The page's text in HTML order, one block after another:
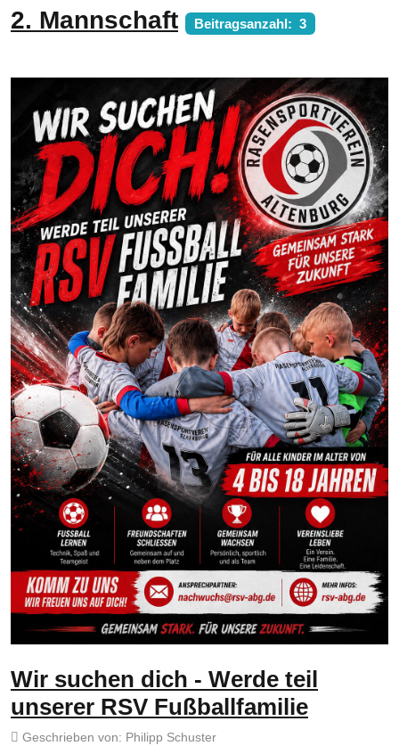
2. Mannschaft Beitragsanzahl: 3
Wir suchen dich - Werde teil
unserer RSV Fußballfamilie
Geschrieben von: Philipp Schuster